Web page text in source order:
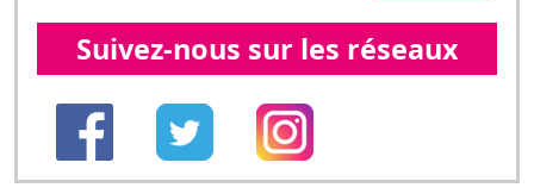
Les dernières news
Encore !?!? Une nouvelle